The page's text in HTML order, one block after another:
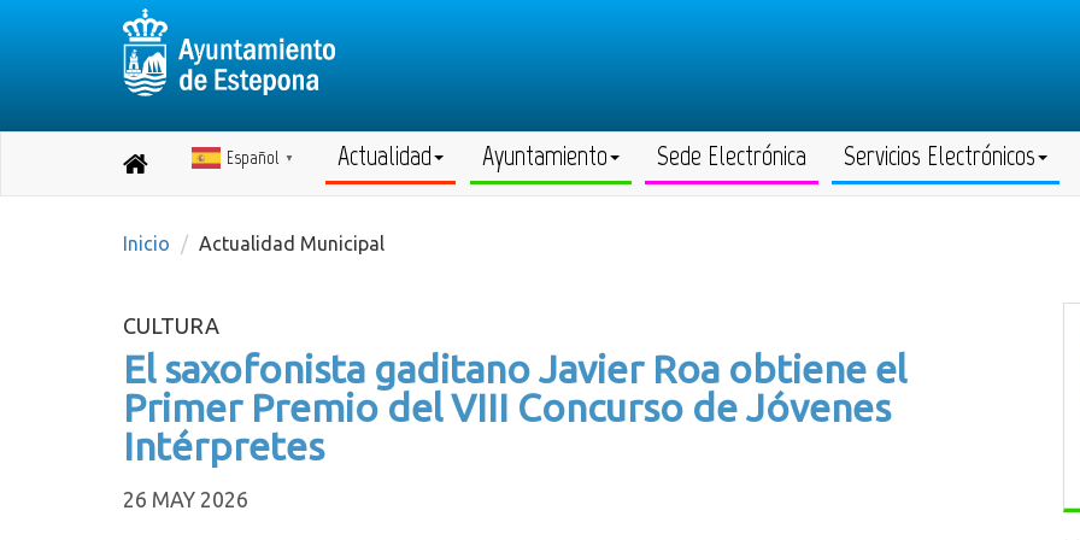
Destino:
inicio
Español ▼ Actualidad Ayuntamiento Sede Electrónica Servicios Electrónicos
Inicio Actualidad Municipal
CULTURA
El saxofonista gaditano Javier Roa obtiene el
Primer Premio del VIII Concurso de Jóvenes
Intérpretes
26 MAY 2026